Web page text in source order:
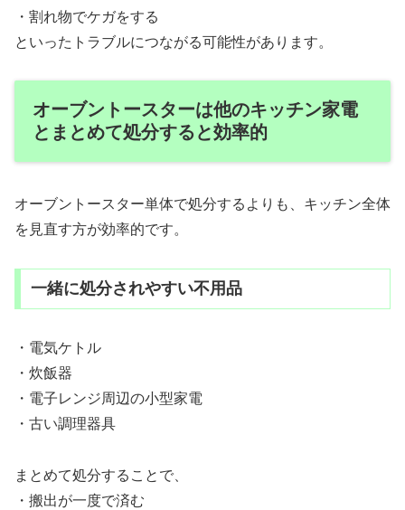
・割れ物でケガをする
といったトラブルにつながる可能性があります。
オーブントースターは他のキッチン家電
とまとめて処分すると効率的
オーブントースター単体で処分するよりも、キッチン全体
を見直す方が効率的です。
一緒に処分されやすい不用品
・電気ケトル
・炊飯器
・電子レンジ周辺の小型家電
・古い調理器具
まとめて処分することで、
・搬出が一度で済む